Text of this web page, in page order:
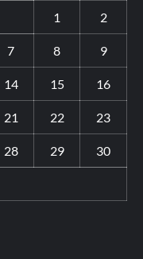
1 2
7 8 9
14 15 16
21 22 23
28 29 30